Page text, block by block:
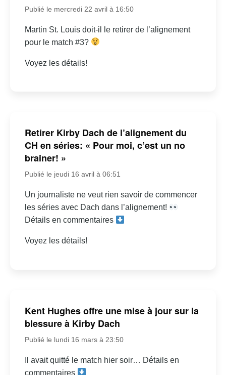
Publié le mercredi 22 avril à 16:50
Martin St. Louis doit-il le retirer de l’alignement
pour le match #3?
Voyez les détails!
Retirer Kirby Dach de l’alignement du
CH en séries: « Pour moi, c’est un no
brainer! »
Publié le jeudi 16 avril à 06:51
Un journaliste ne veut rien savoir de commencer
les séries avec Dach dans l’alignement!
Détails en commentaires
Voyez les détails!
Kent Hughes offre une mise à jour sur la
blessure à Kirby Dach
Publié le lundi 16 mars à 23:50
Il avait quitté le match hier soir… Détails en
commentaires